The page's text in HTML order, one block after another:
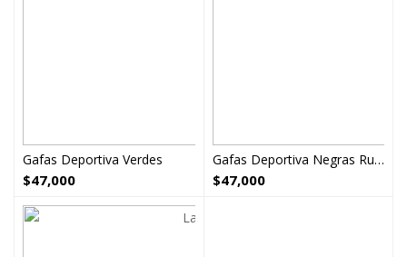
Gafas Deportiva Verdes
$47,000
Gafas Deportiva Negras Running Ciclismo
$47,000